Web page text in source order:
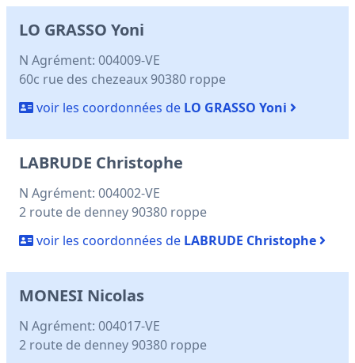
LO GRASSO Yoni
N Agrément: 004009-VE
60c rue des chezeaux 90380 roppe
voir les coordonnées de LO GRASSO Yoni
LABRUDE Christophe
N Agrément: 004002-VE
2 route de denney 90380 roppe
voir les coordonnées de LABRUDE Christophe
MONESI Nicolas
N Agrément: 004017-VE
2 route de denney 90380 roppe